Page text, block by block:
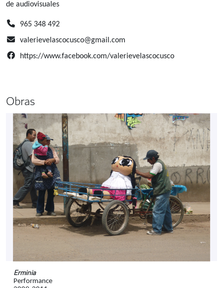
de audiovisuales
965 348 492
valerievelascocusco@gmail.com
https://www.facebook.com/valerievelascocusco
Obras
Erminia
Performance